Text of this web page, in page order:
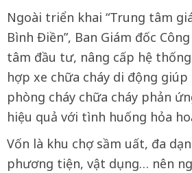
Ngoài triển khai “Trung tâm
Bình Điền”, Ban Giám đốc
tâm đầu tư, nâng cấp hệ
hợp xe chữa cháy di động
phòng cháy chữa cháy phản
hiệu quả với tình huống hỏa
Vốn là khu chợ sầm uất, đa
phương tiện, vật dụng… nên